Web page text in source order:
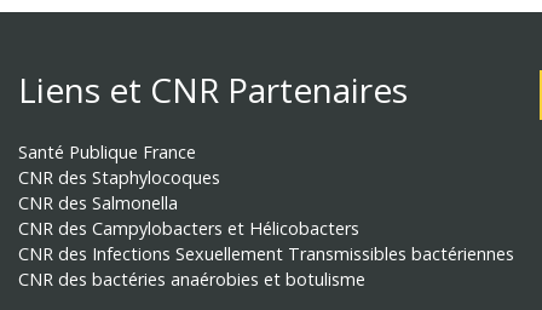
Liens et CNR Partenaires
Santé Publique France
CNR des Staphylocoques
CNR des Salmonella
CNR des Campylobacters et Hélicobacters
CNR des Infections Sexuellement Transmissibles bactériennes
CNR des bactéries anaérobies et botulisme